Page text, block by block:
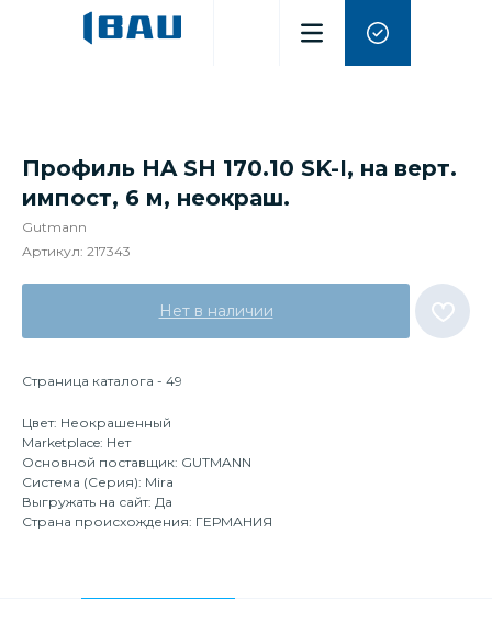
Профиль HA SH 170.10 SK-I, на верт.
импост, 6 м, неокраш.
Gutmann
Артикул: 217343
Нет в наличии
Страница каталога - 49
Цвет: Неокрашенный
Marketplace: Нет
Основной поставщик: GUTMANN
Система (Серия): Mira
Выгружать на сайт: Да
Страна происхождения: ГЕРМАНИЯ